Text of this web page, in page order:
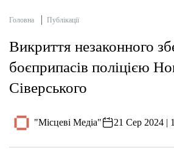
Головна Публікації
Викриття незаконного
боєприпасів поліцією
Сіверського
"Місцеві Медіа" 21 Сер 2024 |